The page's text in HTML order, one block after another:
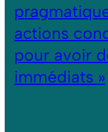
actions
pour avoir
immédiats »